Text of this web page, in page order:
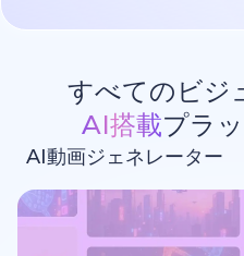
すべてのビジ
AI搭載プラ
AI動画ジェネレーター